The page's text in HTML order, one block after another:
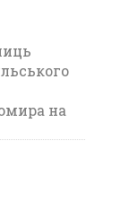
на